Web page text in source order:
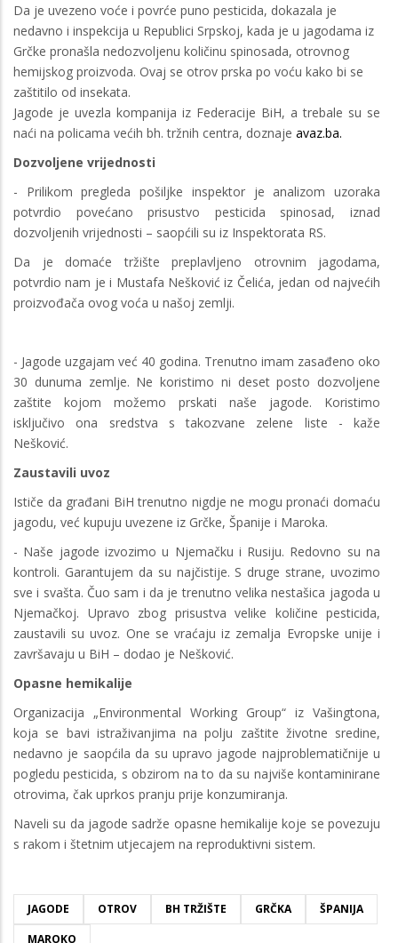
Da je uvezeno voće i povrće puno pesticida, dokazala je
nedavno i inspekcija u Republici Srpskoj, kada je u jagodama iz
Grčke pronašla nedozvoljenu količinu spinosada, otrovnog
hemijskog proizvoda. Ovaj se otrov prska po voću kako bi se
zaštitilo od insekata.
Jagode je uvezla kompanija iz Federacije BiH, a trebale su se
naći na policama većih bh. tržnih centra, doznaje avaz.ba.
Dozvoljene vrijednosti
- Prilikom pregleda pošiljke inspektor je analizom uzoraka
potvrdio povećano prisustvo pesticida spinosad, iznad
dozvoljenih vrijednosti – saopćili su iz Inspektorata RS.
Da je domaće tržište preplavljeno otrovnim jagodama,
potvrdio nam je i Mustafa Nešković iz Čelića, jedan od najvećih
proizvođača ovog voća u našoj zemlji.
- Jagode uzgajam već 40 godina. Trenutno imam zasađeno oko
30 dunuma zemlje. Ne koristimo ni deset posto dozvoljene
zaštite kojom možemo prskati naše jagode. Koristimo
isključivo ona sredstva s takozvane zelene liste - kaže
Nešković.
Zaustavili uvoz
Ističe da građani BiH trenutno nigdje ne mogu pronaći domaću
jagodu, već kupuju uvezene iz Grčke, Španije i Maroka.
- Naše jagode izvozimo u Njemačku i Rusiju. Redovno su na
kontroli. Garantujem da su najčistije. S druge strane, uvozimo
sve i svašta. Čuo sam i da je trenutno velika nestašica jagoda u
Njemačkoj. Upravo zbog prisustva velike količine pesticida,
zaustavili su uvoz. One se vraćaju iz zemalja Evropske unije i
završavaju u BiH – dodao je Nešković.
Opasne hemikalije
Organizacija „Environmental Working Group“ iz Vašingtona,
koja se bavi istraživanjima na polju zaštite životne sredine,
nedavno je saopćila da su upravo jagode najproblematičnije u
pogledu pesticida, s obzirom na to da su najviše kontaminirane
otrovima, čak uprkos pranju prije konzumiranja.
Naveli su da jagode sadrže opasne hemikalije koje se povezuju
s rakom i štetnim utjecajem na reproduktivni sistem.
JAGODE OTROV BH TRŽIŠTE GRČKA
ŠPANIJA
MAROKO